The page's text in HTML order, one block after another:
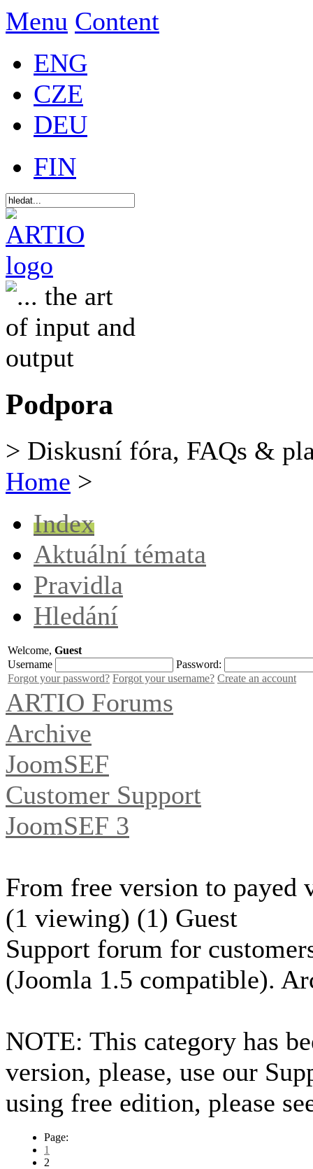
Menu Content
ENG
CZE
DEU
FIN
Podpora
> Diskusní fóra, FAQs &
Home >
Index
Aktuální témata
Pravidla
Hledání
Welcome, Guest
Username
Password:
Forgot your password? Forgot your username? Create an account
ARTIO Forums
Archive
JoomSEF
Customer Support
JoomSEF 3
From free version to payed
(1 viewing) (1) Guest
Support forum for
(Joomla 1.5 compatible).
NOTE: This category has
version, please, use our
using free edition, please
Page:
1
2